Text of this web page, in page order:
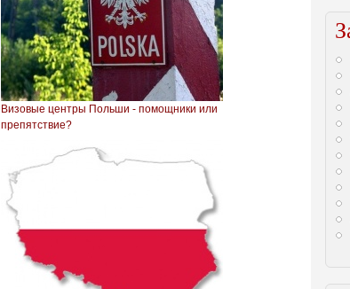
Визовые центры Польши - помощники или
препятствие?